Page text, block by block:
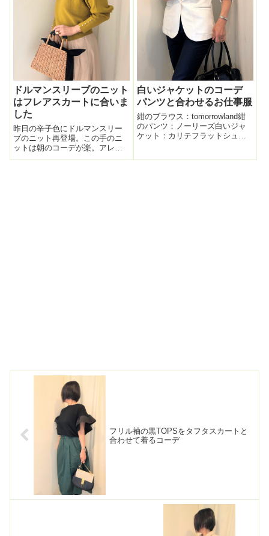
ドルマンスリーブのニット
はフレアスカートに合いま
した
昨日の辛子色にドルマンスリー
ブのニット再登場。この手のニ
ットは朝のコーデが楽。アレコ
レ複雑なコーデ不要。先日はベ
白いジャケットのコーデ
パンツと合わせるお仕事服
紺のブラウス：tomorrowland紺
のパンツ：ノーリーズ白いジャ
ケット：カリテフラットシュー
フリル袖の黒TOPSをタフタスカートと
合わせて着るコーデ